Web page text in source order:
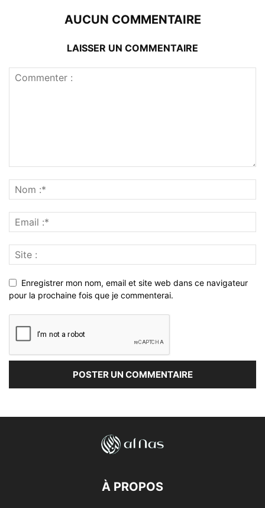
AUCUN COMMENTAIRE
LAISSER UN COMMENTAIRE
Enregistrer mon nom, email et site web dans ce navigateur
pour la prochaine fois que je commenterai.
À PROPOS